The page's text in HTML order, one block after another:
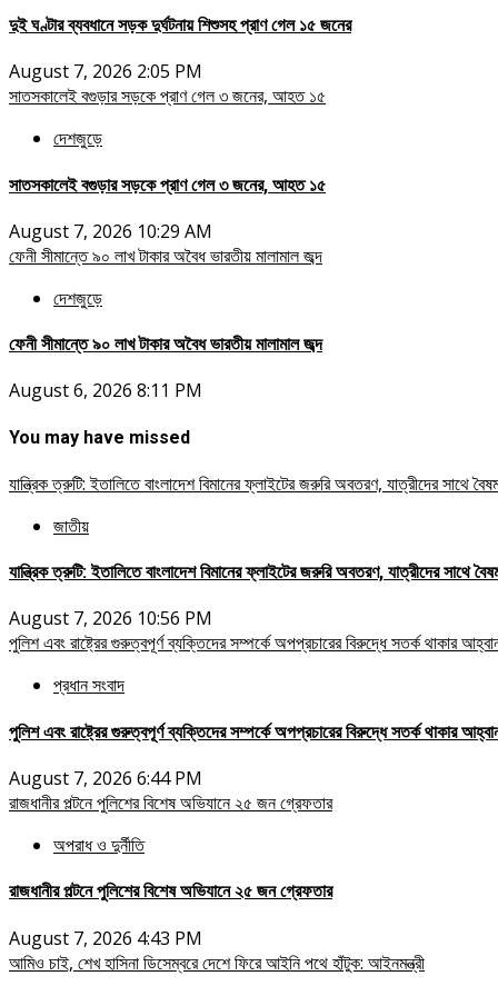
দুই ঘণ্টার ব্যবধানে সড়ক দুর্ঘটনায় শিশুসহ প্রাণ গেল ১৫ জনের
August 7, 2026 2:05 PM
সাতসকালেই বগুড়ার সড়কে প্রাণ গেল ৩ জনের, আহত ১৫
দেশজুড়ে
সাতসকালেই বগুড়ার সড়কে প্রাণ গেল ৩ জনের, আহত ১৫
August 7, 2026 10:29 AM
ফেনী সীমান্তে ৯০ লাখ টাকার অবৈধ ভারতীয় মালামাল জব্দ
দেশজুড়ে
ফেনী সীমান্তে ৯০ লাখ টাকার অবৈধ ভারতীয় মালামাল জব্দ
August 6, 2026 8:11 PM
You may have missed
যান্ত্রিক ত্রুটি: ইতালিতে বাংলাদেশ বিমানের ফ্লাইটের জরুরি অবতরণ, যাত্রীদের সাথে
জাতীয়
যান্ত্রিক ত্রুটি: ইতালিতে বাংলাদেশ বিমানের ফ্লাইটের জরুরি অবতরণ, যাত্রীদের সাথে
August 7, 2026 10:56 PM
পুলিশ এবং রাষ্ট্রের গুরুত্বপূর্ণ ব্যক্তিদের সম্পর্কে অপপ্রচারের বিরুদ্ধে সতর্ক থাকার
প্রধান সংবাদ
পুলিশ এবং রাষ্ট্রের গুরুত্বপূর্ণ ব্যক্তিদের সম্পর্কে অপপ্রচারের বিরুদ্ধে সতর্ক থাকার
August 7, 2026 6:44 PM
রাজধানীর পল্টনে পুলিশের বিশেষ অভিযানে ২৫ জন গ্রেফতার
অপরাধ ও দুর্নীতি
রাজধানীর পল্টনে পুলিশের বিশেষ অভিযানে ২৫ জন গ্রেফতার
August 7, 2026 4:43 PM
আমিও চাই, শেখ হাসিনা ডিসেম্বরে দেশে ফিরে আইনি পথে হাঁটুক: আইনমন্ত্রী